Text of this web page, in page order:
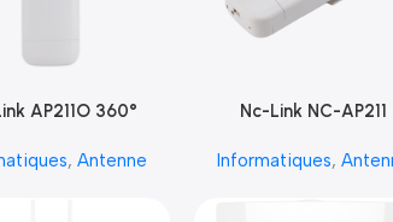
AP211O 360°
, Antenne
Nc-Link NC-AP211
Informatiques,